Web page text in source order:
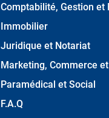
Comptabilité, Gestion et
Immobilier
Juridique et Notariat
Marketing, Commerce
Paramédical et Social
F.A.Q